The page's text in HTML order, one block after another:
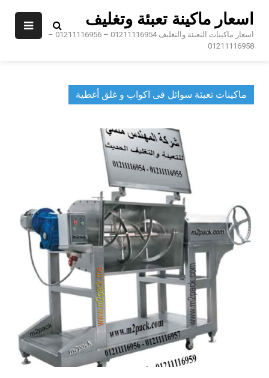
content
اسعار ماكينة تعبئة وتغليف
اسعار ماكينات التعبئة والتغليف 01211116954 – 01211116956 –
01211116958
ماكينات تعبئة سوائل فى اكواب و غلق أغطية